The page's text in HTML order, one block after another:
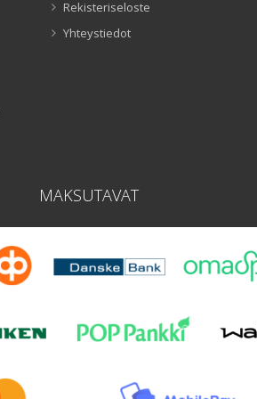
Rekisteriseloste
Yhteystiedot
MAKSUTAVAT